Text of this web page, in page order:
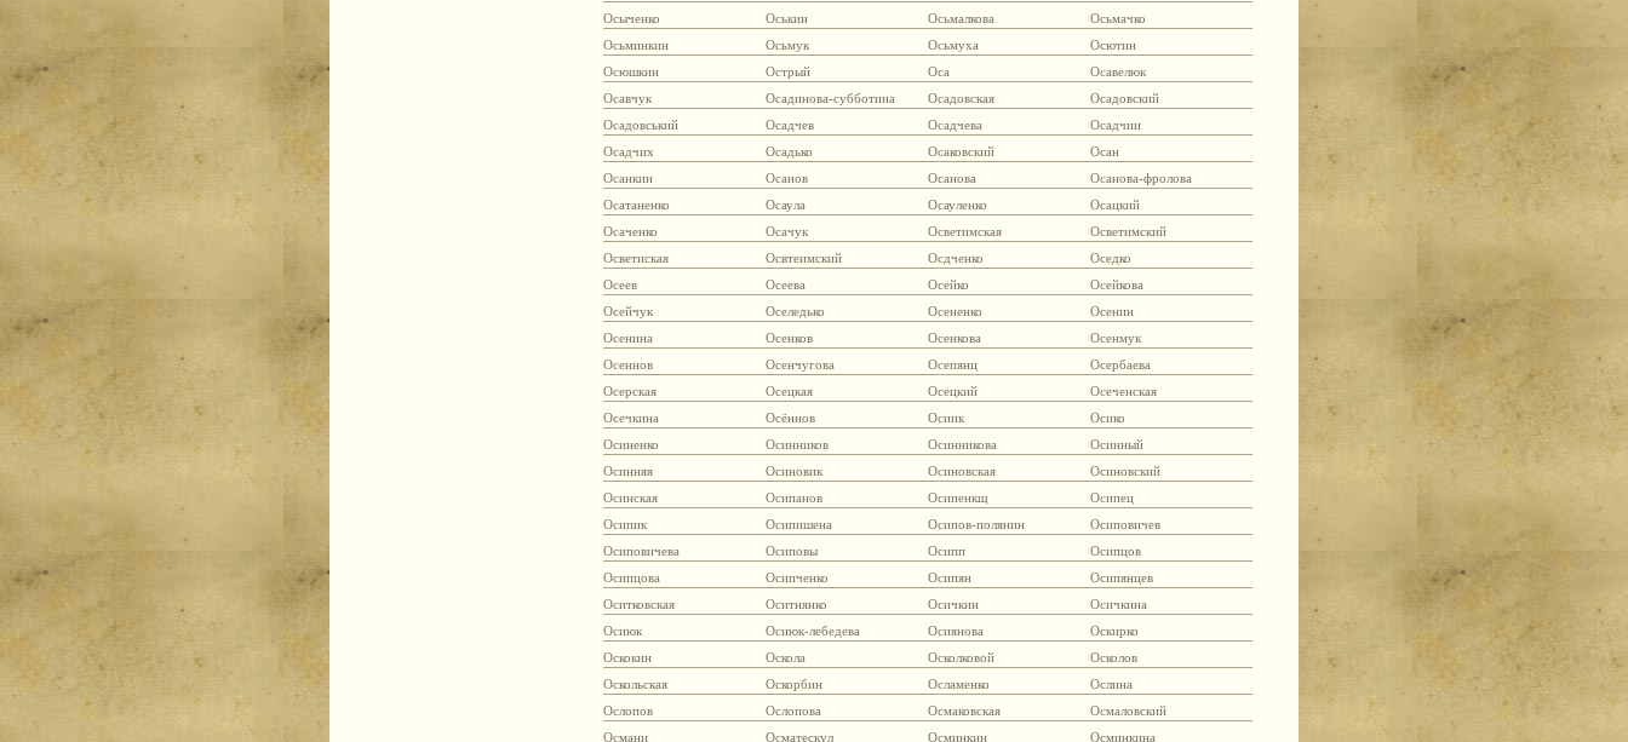
Осыченко
Оськин Осьмалкова
Осьмачко
Осьминкин
Осьмук Осьмуха
Осютин
Осюшкин
Острый Оса
Осавелюк
Осавчук
Осадинова-субботина Осадовская
Осадовский
Осадовський
Осадчев Осадчева
Осадчии
Осадчих
Осадько Осаковский
Осан
Осанкин
Осанов Осанова
Осанова-фролова
Осатаненко
Осаула Осауленко
Осацкий
Осаченко
Осачук Осветимская
Осветимский
Осветиская
Освтеимский Осдченко
Оседко
Осеев
Осеева Осейко
Осейкова
Осейчук
Оселедько Осененко
Осенин
Осенина
Осенков Осенкова
Осенмук
Осеннов
Осенчугова Осепянц
Осербаева
Осерская
Осецкая Осецкий
Осеченская
Осечкина
Осённов Осиик
Осико
Осиненко
Осинников Осинникова
Осинный
Осинняя
Осиновик Осиновская
Осиновский
Осинская
Осипанов Осипенкщ
Осипец
Осипик
Осипишена Осипов-полянин
Осиповичев
Осиповичева
Осиповы Осипп
Осипцов
Осипцова
Осипченко Осипян
Осипянцев
Оситковская
Оситнянко Осичкин
Осичкина
Осиюк
Осиюк-лебедева Осиянова
Оскирко
Оскокин
Оскола Осколковой
Осколов
Оскольская
Оскорбин Осламенко
Ослина
Ослопов
Ослопова Осмаковская
Осмаловский
Османи
Осматескул Осминкин
Осминкина